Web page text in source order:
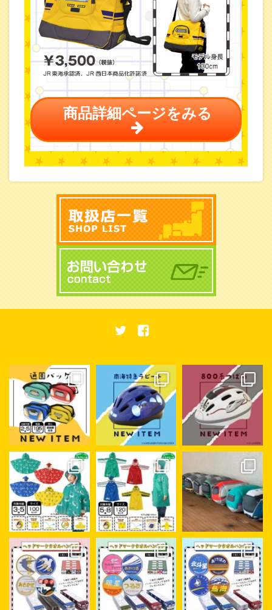
商品詳細ページをみる